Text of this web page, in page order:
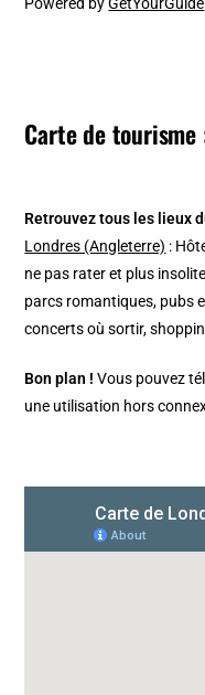
Carte de
Retrouvez tous les lieux
Londres (Angleterre) :
ne pas rater et plus
parcs romantiques, pubs
concerts où sortir,
Bon plan !Vous pouvez
une utilisation hors